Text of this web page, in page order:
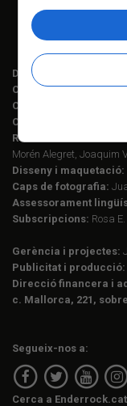
Director editorial:
Cap de redacció
Coordinació EDR i
Coordinació Anuari de
Redacció:
Morén Alegret, Joaquim
Disseny i maquetació:
Caps de fotografia:
Assessorament
Subscripcions: Rosa
Gerència i projectes:
Publicitat i producció:
Direcció financera i
c. Mallorca, 221,
Segueix-nos a:
Cerca a